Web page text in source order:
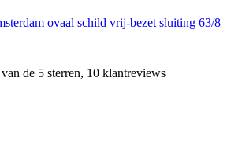
ovaal schild vrij-bezet sluiting 63/8
de 5 sterren, 10 klantreviews